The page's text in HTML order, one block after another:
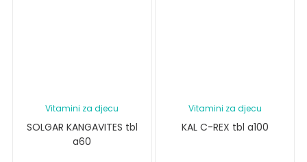
Vitamini za djecu
SOLGAR KANGAVITES tbl
a60
Vitamini za djecu
KAL C-REX tbl a100